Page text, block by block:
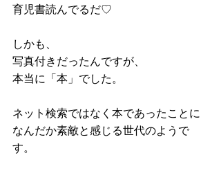
育児書読んでるだ♡
しかも、
写真付きだったんですが、
本当に「本」でした。
ネット検索ではなく本であったことに
なんだか素敵と感じる世代のようで
す。